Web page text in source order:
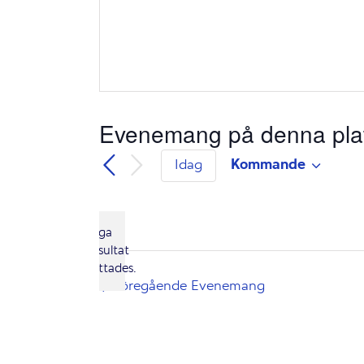
Evenemang på denna
Notis
Inga
resultat
hittades.
Idag Kommande
Föregående Evenemang